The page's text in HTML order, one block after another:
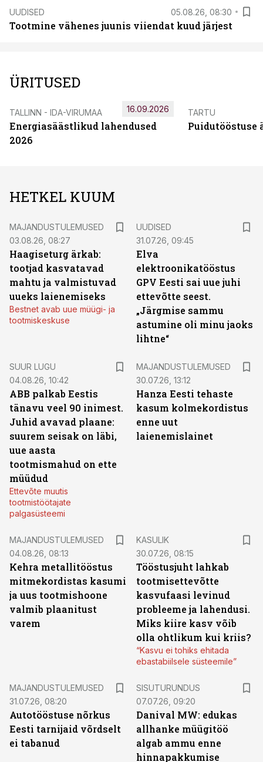
UUDISED 05.08.26, 08:30
Tootmine vähenes juunis viiendat kuud järjest
ÜRITUSED
TALLINN - IDA-VIRUMAA
Energiasäästlikud lahendused
2026
16.09.2026 TARTU
Puidutööstuse
HETKEL KUUM
MAJANDUSTULEMUSED
03.08.26, 08:27
Haagiseturg ärkab:
tootjad kasvatavad
mahtu ja valmistuvad
uueks laienemiseks
Bestnet avab uue müügi- ja
tootmiskeskuse
UUDISED
31.07.26, 09:45
Elva
elektroonikatööstus
GPV Eesti sai uue juhi
ettevõtte seest.
„Järgmise sammu
astumine oli minu jaoks
lihtne“
SUUR LUGU
04.08.26, 10:42
ABB palkab Eestis
tänavu veel 90 inimest.
Juhid avavad plaane:
suurem seisak on läbi,
uue aasta
tootmismahud on ette
müüdud
Ettevõte muutis
tootmistöötajate
palgasüsteemi
MAJANDUSTULEMUSED
30.07.26, 13:12
Hanza Eesti tehaste
kasum kolmekordistus
enne uut
laienemislainet
MAJANDUSTULEMUSED
04.08.26, 08:13
Kehra metallitööstus
mitmekordistas kasumi
ja uus tootmishoone
valmib plaanitust
varem
KASULIK
30.07.26, 08:15
Tööstusjuht lahkab
tootmisettevõtte
kasvufaasi levinud
probleeme ja lahendusi.
Miks kiire kasv võib
olla ohtlikum kui kriis?
“Kasvu ei tohiks ehitada
ebastabiilsele süsteemile”
MAJANDUSTULEMUSED
31.07.26, 08:20
Autotööstuse nõrkus
Eesti tarnijaid võrdselt
ei tabanud
SISUTURUNDUS
07.07.26, 09:20
Danival MW: edukas
allhanke müügitöö
algab ammu enne
hinnapakkumise